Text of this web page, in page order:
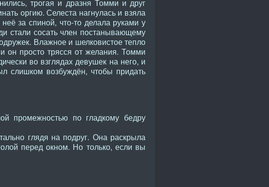
трогая и дразня Томми и друг
оргию. Селеста нагнулась и взяла
за спиной, что-то делала руками у
стали сосать член постанывающему
Влажное и шелковистое тепло
просто трясся от желания. Томми
во взглядах девушек на него, и
слишком возбуждён, чтобы придать
промежностью по гладкому бедру
глядя на подруг. Она раскрыла
перед окном. Но только, если вы